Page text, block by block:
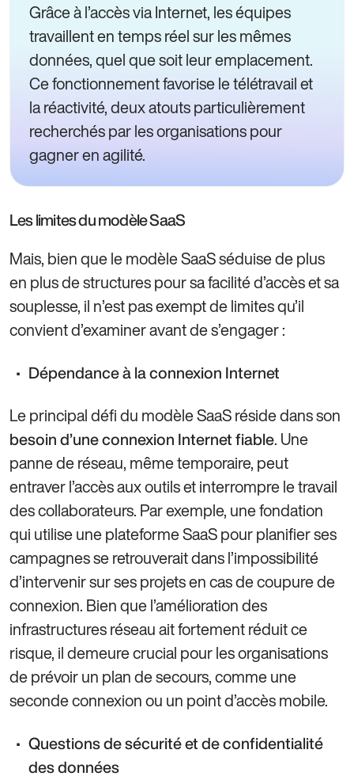
Grâce à l’accès via Internet, les équipes
travaillent en temps réel sur les mêmes
données, quel que soit leur emplacement.
Ce fonctionnement favorise le télétravail et
la réactivité, deux atouts particulièrement
recherchés par les organisations pour
gagner en agilité.
Les limites du modèle SaaS
Mais, bien que le modèle SaaS séduise de plus
en plus de structures pour sa facilité d’accès et sa
souplesse, il n’est pas exempt de limites qu’il
convient d’examiner avant de s’engager :
Dépendance à la connexion Internet
Le principal défi du modèle SaaS réside dans son
besoin d’une connexion Internet fiable. Une
panne de réseau, même temporaire, peut
entraver l’accès aux outils et interrompre le travail
des collaborateurs. Par exemple, une fondation
qui utilise une plateforme SaaS pour planifier ses
campagnes se retrouverait dans l’impossibilité
d’intervenir sur ses projets en cas de coupure de
connexion. Bien que l’amélioration des
infrastructures réseau ait fortement réduit ce
risque, il demeure crucial pour les organisations
de prévoir un plan de secours, comme une
seconde connexion ou un point d’accès mobile.
Questions de sécurité et de confidentialité
des données